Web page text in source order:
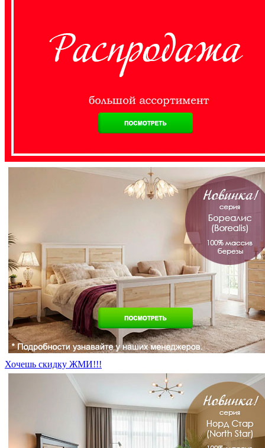
Хочешь скидку ЖМИ!!!